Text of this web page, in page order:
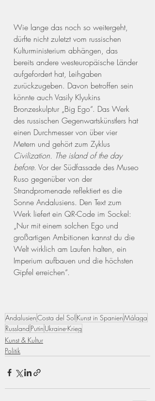
Wie lange das noch so weitergeht,
dürfte nicht zuletzt vom russischen
Kulturministerium abhängen, das
bereits andere westeuropäische Länder
aufgefordert hat, Leihgaben
zurückzugeben. Davon betroffen sein
könnte auch Vasily Klyukins
Bronzeskulptur „Big Ego“. Das Werk
des russischen Gegenwartskünstlers hat
einen Durchmesser von über vier
Metern und gehört zum Zyklus
Civilization. The island of the day
before. Vor der Südfassade des Museo
Ruso gegenüber von der
Strandpromenade reflektiert es die
Sonne Andalusiens. Den Text zum
Werk liefert ein QR-Code im Sockel:
„Nur mit einem solchen Ego und
großartigen Ambitionen kannst du die
Welt wirklich am Laufen halten, ein
Imperium aufbauen und die höchsten
Gipfel erreichen“.
AndalusienCosta del Sol Kunst in SpanienMálaga
Russland Putin Ukraine-Krieg
Kunst & Kultur
Politik